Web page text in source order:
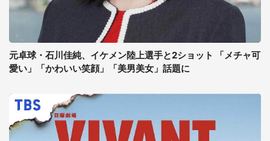
元卓球・石川佳純、イケメン陸上選手と2ショット 「メチャ可
愛い」「かわいい笑顔」「美男美女」話題に